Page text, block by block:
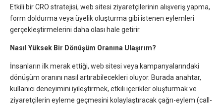
Etkili bir CRO stratejisi, web sitesi ziyaretçilerinin alışveriş yapma,
form doldurma veya üyelik oluşturma gibi istenen eylemleri
gerçekleştirmelerini daha olası hale getirir.
Nasıl Yüksek Bir Dönüşüm Oranına Ulaşırım?
İnsanların ilk merak ettiği, web sitesi veya kampanyalarındaki
dönüşüm oranını nasıl artırabilecekleri oluyor. Burada anahtar,
kullanıcı deneyimini iyileştirmek, etkili içerikler oluşturmak ve
ziyaretçilerin eyleme geçmesini kolaylaştıracak çağrı-eylem (call-